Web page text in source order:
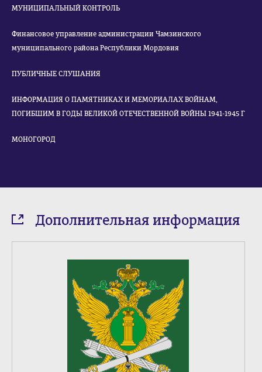
МУНИЦИПАЛЬНЫЙ КОНТРОЛЬ
Финансовое управление администрации Чамзинского
муниципального района Республики Мордовия
ПУБЛИЧНЫЕ СЛУШАНИЯ
ИНФОРМАЦИЯ О ПАМЯТНИКАХ И МЕМОРИАЛАХ ВОЙНАМ,
ПОГИБШИМ В ГОДЫ ВЕЛИКОЙ ОТЕЧЕСТВЕННОЙ ВОЙНЫ 1941-1945 Г
МОНОГОРОД
Дополнительная информация